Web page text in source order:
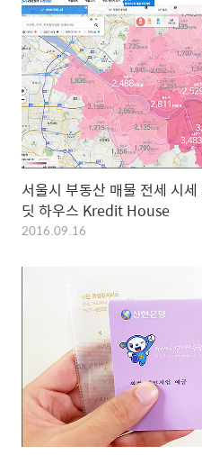
서울시 부동산 매물 전세 시
딧 하우스 Kredit House
2016.09.16